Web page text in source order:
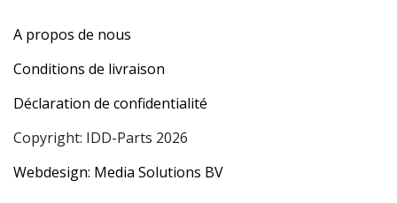
A propos de nous
Conditions de livraison
Déclaration de confidentialité
Copyright: IDD-Parts 2026
Webdesign: Media Solutions BV